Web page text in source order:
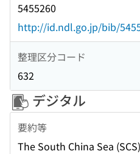
5455260
http://id.ndl.go.jp/bib/
整理区分コード
632
デジタル
要約等
The South China Sea